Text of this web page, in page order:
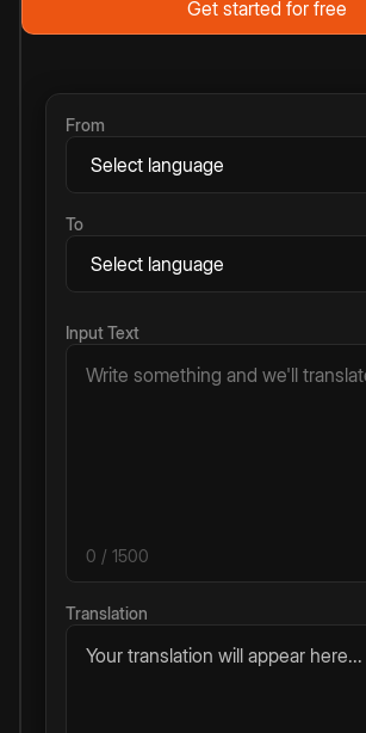
Get started for free
From
To
Input Text
0 / 1500
Translation
Your translation will appear here...